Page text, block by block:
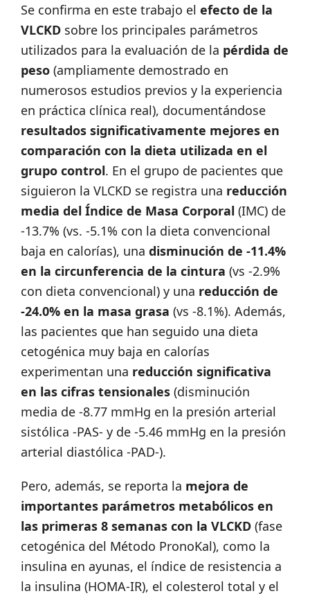
Se confirma en este trabajo el efecto de la
VLCKD sobre los principales parámetros
utilizados para la evaluación de la pérdida de
peso (ampliamente demostrado en
numerosos estudios previos y la experiencia
en práctica clínica real), documentándose
resultados significativamente mejores en
comparación con la dieta utilizada en el
grupo control. En el grupo de pacientes que
siguieron la VLCKD se registra una reducción
media del Índice de Masa Corporal (IMC) de
-13.7% (vs. -5.1% con la dieta convencional
baja en calorías), una disminución de -11.4%
en la circunferencia de la cintura (vs -2.9%
con dieta convencional) y una reducción de
-24.0% en la masa grasa (vs -8.1%). Además,
las pacientes que han seguido una dieta
cetogénica muy baja en calorías
experimentan una reducción significativa
en las cifras tensionales (disminución
media de -8.77 mmHg en la presión arterial
sistólica -PAS- y de -5.46 mmHg en la presión
arterial diastólica -PAD-).
Pero, además, se reporta la mejora de
importantes parámetros metabólicos en
las primeras 8 semanas con la VLCKD (fase
cetogénica del Método PronoKal), como la
insulina en ayunas, el índice de resistencia a
la insulina (HOMA-IR), el colesterol total y el